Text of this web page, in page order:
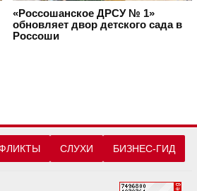
«Россошанское ДРСУ № 1»
обновляет двор детского сада в
Россоши
СЛУХИ БИЗНЕС-ГИД